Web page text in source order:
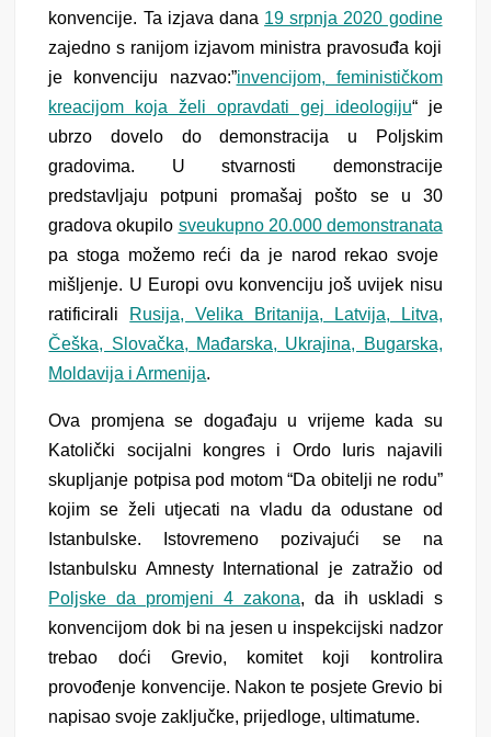
konvencije. Ta izjava dana 19 srpnja 2020 godine
zajedno s ranijom izjavom ministra pravosuđa koji
je konvenciju nazvao:”invencijom, feminističkom
kreacijom koja želi opravdati gej ideologiju“je
ubrzo dovelo do demonstracija u Poljskim
gradovima. U stvarnosti demonstracije
predstavljaju potpuni promašaj pošto se u 30
gradova okupilo sveukupno 20.000 demonstranata
pa stoga možemo reći da je narod rekao svoje
mišljenje. U Europi ovu konvenciju još uvijek nisu
ratificirali
Rusija, Velika Britanija, Latvija, Litva,
Češka, Slovačka, Mađarska, Ukrajina, Bugarska,
Moldavija i Armenija.
Ova promjena se događaju u vrijeme kada su
Katolički socijalni kongres i Ordo Iuris najavili
skupljanje potpisa pod motom “Da obitelji ne rodu”
kojim se želi utjecati na vladu da odustane od
Istanbulske. Istovremeno pozivajući se na
Istanbulsku Amnesty International je zatražio od
Poljske da promjeni 4 zakona, da ih uskladi s
konvencijom dok bi na jesen u inspekcijski nadzor
trebao doći Grevio, komitet koji kontrolira
provođenje konvencije. Nakon te posjete Grevio bi
napisao svoje zaključke, prijedloge, ultimatume.